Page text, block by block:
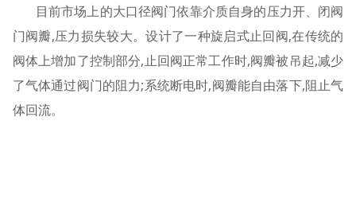
目前市场上的大口径阀门依靠介质自身的压力开、闭阀
门阀瓣,压力损失较大。设计了一种旋启式止回阀,在传统的
阀体上增加了控制部分,止回阀正常工作时,阀瓣被吊起,减少
了气体通过阀门的阻力;系统断电时,阀瓣能自由落下,阻止气
体回流。